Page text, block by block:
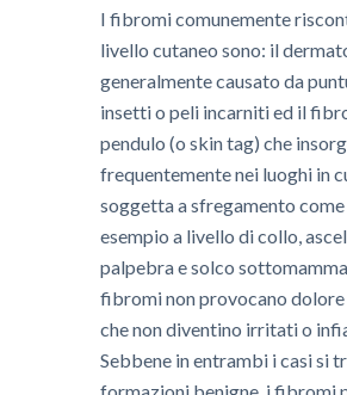
I fibromi comunemente
livello cutaneo sono: il
generalmente causato da
insetti o peli incarniti ed il
pendulo (o skin tag) che
frequentemente nei luoghi in
soggetta a sfregamento come
esempio a livello di collo,
palpebra e solco
fibromi non provocano dolore
che non diventino irritati o
Sebbene in entrambi i casi si